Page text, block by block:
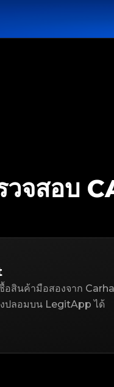
วจสอบ
สินค้ามือสองจาก
ปลอมบน LegitApp ได้